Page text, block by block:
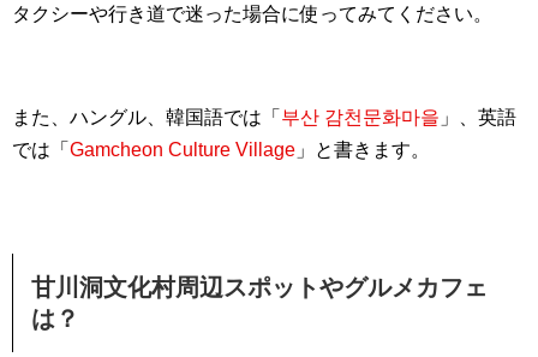
タクシーや行き道で迷った場合に使ってみてください。
また、ハングル、韓国語では「 부산 감천문화마을 」、英語
では「 Gamcheon Culture Village 」と書きます。
甘川洞文化村周辺スポットやグルメカフェ
は？